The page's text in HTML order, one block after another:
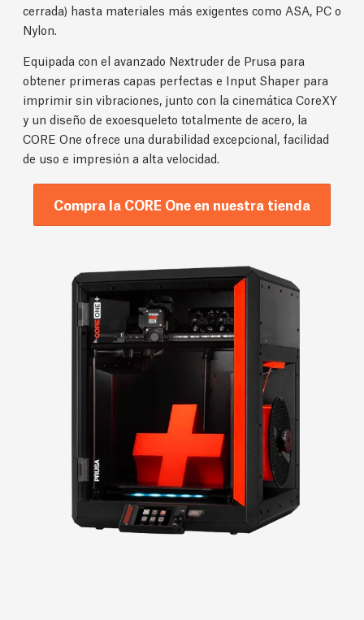
cerrada) hasta materiales más exigentes como ASA, PC o
Nylon.
Equipada con el avanzado Nextruder de Prusa para
obtener primeras capas perfectas e Input Shaper para
imprimir sin vibraciones, junto con la cinemática CoreXY
y un diseño de exoesqueleto totalmente de acero, la
CORE One ofrece una durabilidad excepcional, facilidad
de uso e impresión a alta velocidad.
Compra la CORE One en nuestra tienda